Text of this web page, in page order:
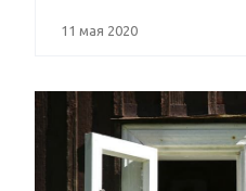
11 мая 2020